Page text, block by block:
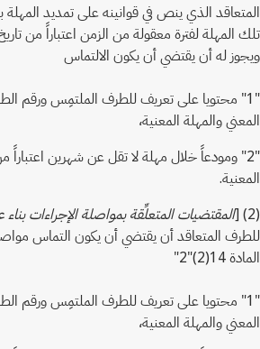
تلك المهلة لفترة معقولة من الزمن اعتباراً من
ويجوز له أن يقتضي أن يكون الالتماس
"1" محتويا على تعريف للطرف الملتمِس ورقم
المعني والمهلة المعنية،
"2" ومودعاً خلال مهلة لا تقل عن شهرين اعتباراً
المعنية.
(2) [
المقتضيات المتعلِّقة بمواصلة الإجراءات بناء على
للطرف المتعاقد أن يقتضي أن يكون التماس
المادة 14(2)"2"
"1" محتويا على تعريف للطرف الملتمِس ورقم
المعني والمهلة المعنية،